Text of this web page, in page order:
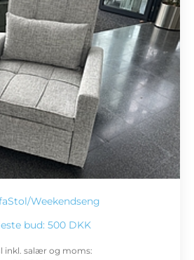
Weekendseng
bud: 500 DKK
inkl. salær og moms: